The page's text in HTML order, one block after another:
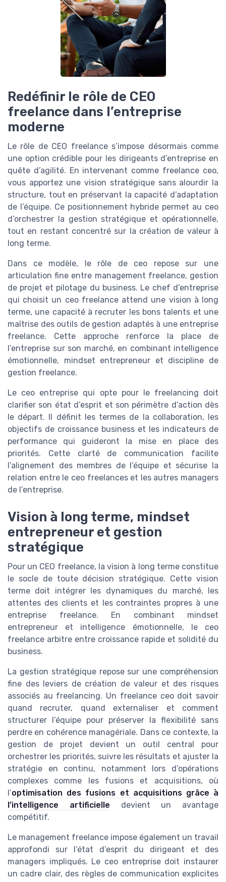
Redéfinir le rôle de CEO
freelance dans l’entreprise
moderne
Le rôle de CEO freelance s’impose désormais comme
une option crédible pour les dirigeants d’entreprise en
quête d’agilité. En intervenant comme freelance ceo,
vous apportez une vision stratégique sans alourdir la
structure, tout en préservant la capacité d’adaptation
de l’équipe. Ce positionnement hybride permet au ceo
d’orchestrer la gestion stratégique et opérationnelle,
tout en restant concentré sur la création de valeur à
long terme.
Dans ce modèle, le rôle de ceo repose sur une
articulation fine entre management freelance, gestion
de projet et pilotage du business. Le chef d’entreprise
qui choisit un ceo freelance attend une vision à long
terme, une capacité à recruter les bons talents et une
maîtrise des outils de gestion adaptés à une entreprise
freelance. Cette approche renforce la place de
l’entreprise sur son marché, en combinant intelligence
émotionnelle, mindset entrepreneur et discipline de
gestion freelance.
Le ceo entreprise qui opte pour le freelancing doit
clarifier son état d’esprit et son périmètre d’action dès
le départ. Il définit les termes de la collaboration, les
objectifs de croissance business et les indicateurs de
performance qui guideront la mise en place des
priorités. Cette clarté de communication facilite
l’alignement des membres de l’équipe et sécurise la
relation entre le ceo freelances et les autres managers
de l’entreprise.
Vision à long terme, mindset
entrepreneur et gestion
stratégique
Pour un CEO freelance, la vision à long terme constitue
le socle de toute décision stratégique. Cette vision
terme doit intégrer les dynamiques du marché, les
attentes des clients et les contraintes propres à une
entreprise freelance. En combinant mindset
entrepreneur et intelligence émotionnelle, le ceo
freelance arbitre entre croissance rapide et solidité du
business.
La gestion stratégique repose sur une compréhension
fine des leviers de création de valeur et des risques
associés au freelancing. Un freelance ceo doit savoir
quand recruter, quand externaliser et comment
structurer l’équipe pour préserver la flexibilité sans
perdre en cohérence managériale. Dans ce contexte, la
gestion de projet devient un outil central pour
orchestrer les priorités, suivre les résultats et ajuster la
stratégie en continu, notamment lors d’opérations
complexes comme les fusions et acquisitions, où
l’optimisation des fusions et acquisitions grâce à
l’intelligence artificielle devient un avantage
compétitif.
Le management freelance impose également un travail
approfondi sur l’état d’esprit du dirigeant et des
managers impliqués. Le ceo entreprise doit instaurer
un cadre clair, des règles de communication explicites